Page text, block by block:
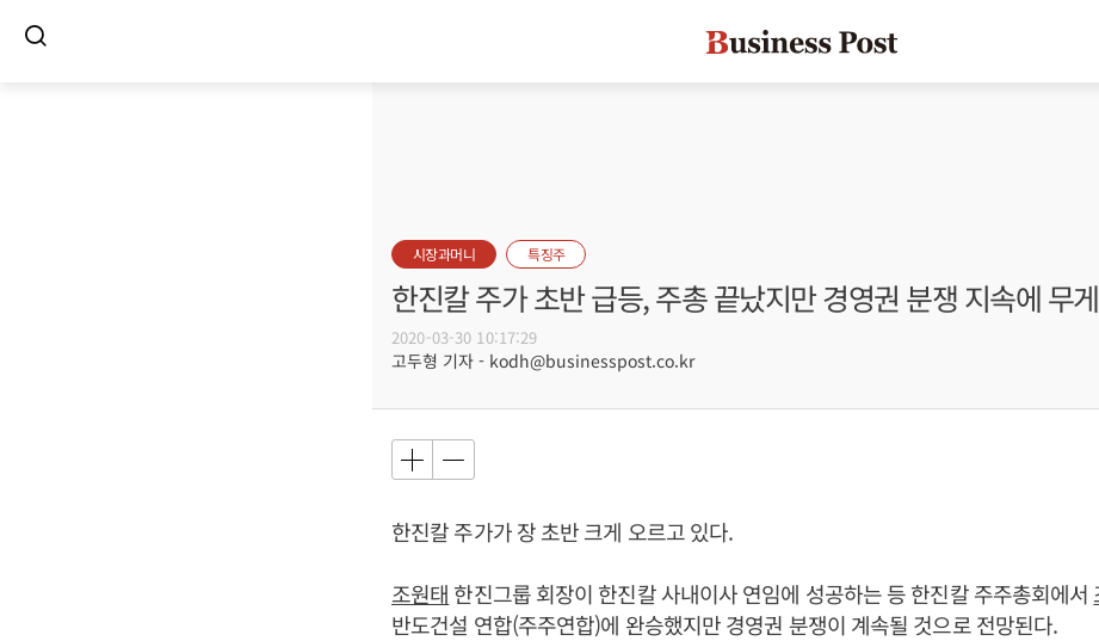
시장과머니 특징주
한진칼 주가 초반 급등, 주총 끝났지만 경영권 분쟁 지속에 무
2020-03-30 10:17:29
고두형 기자 - kodh@businesspost.co.kr
한진칼 주가가 장 초반 크게 오르고 있다.
조원태 한진그룹 회장이 한진칼 사내이사 연임에 성공하는 등 한진칼 주주총회에서
반도건설 연합(주주연합)에 완승했지만 경영권 분쟁이 계속될 것으로 전망된다.